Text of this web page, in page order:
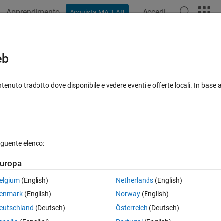
Apprendimento Acquista MATLAB Accedi
in Simulink if I am Not Having
Datatype in but I don't have Fixed Point Designer Licence available, Is
tradotto dove disponibile e vedere eventi e offerte locali. In
elenco:
(English)
(English)
(Deutsch)
Netherlands(English)
Norway(English)
Österreich (Deutsch)